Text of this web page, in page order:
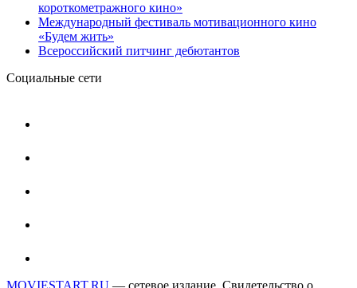
короткометражного кино»
Международный фестиваль мотивационного кино
«Будем жить»
Всероссийский питчинг дебютантов
Социальные сети
MOVIESTART.RU — сетевое издание. Свидетельство о